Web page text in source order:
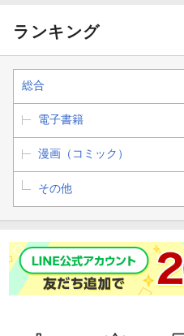
ランキング
総合
電子書籍
漫画（コミック）
その他